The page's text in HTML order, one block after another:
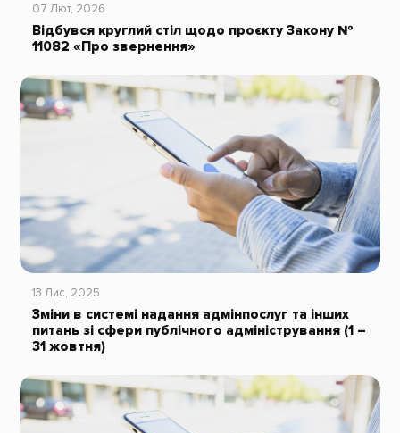
07 Лют, 2026
Відбувся круглий стіл щодо проєкту Закону №
11082 «Про звернення»
13 Лис, 2025
Зміни в системі надання адмінпослуг та інших
питань зі сфери публічного адміністрування (1 –
31 жовтня)